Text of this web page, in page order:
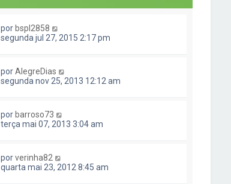
por bspl2858
segunda jul 27, 2015 2:17 pm
porAlegreDias
segunda nov 25, 2013 12:12 am
por barroso73
terça mai 07, 2013 3:04 am
porverinha82
quarta mai 23, 2012 8:45 am